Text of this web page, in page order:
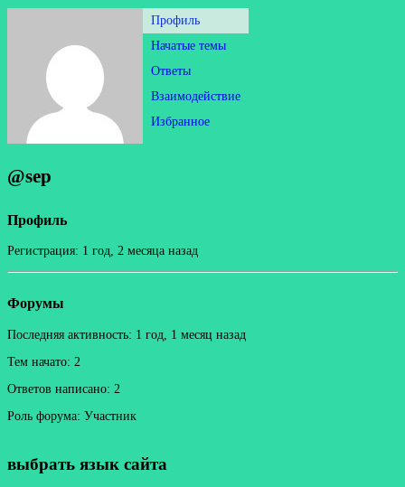
Профиль
Начатые темы
Ответы
Взаимодействие
Избранное
@sep
Профиль
Регистрация: 1 год, 2 месяца назад
Форумы
Последняя активность: 1 год, 1 месяц назад
Тем начато: 2
Ответов написано: 2
Роль форума: Участник
выбрать язык сайта